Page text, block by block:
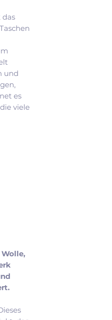
das
und
es
viele